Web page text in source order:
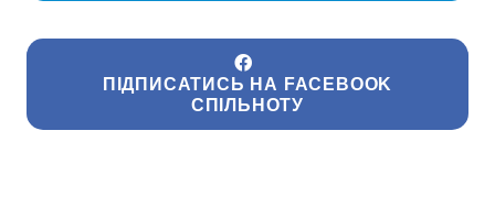
ПІДПИСАТИСЬ НА FACEBOOK
СПІЛЬНОТУ